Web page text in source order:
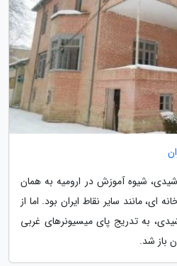
تا اوایل قرن 11 خورشیدی، شیوه آموزش در ارومیه به همان
مانند سایر نقاط ایران بود. اما از
میلادی / 1211 خورشیدی، به تدریج پای میسیونرهای غربی
باز شد.